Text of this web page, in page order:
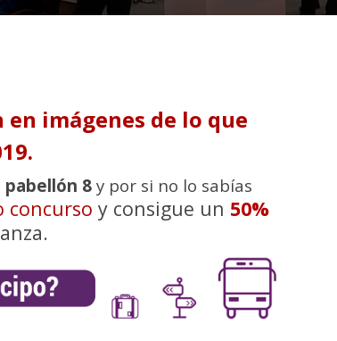
imágenes de lo que
pabellón 8 y por si no lo sabías
concurso y consigue un 50%